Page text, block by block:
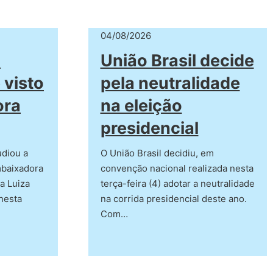
visto
a
Luiza
04/08/2026
União Brasil decide
pela neutralidade
na eleição
presidencial
O União Brasil decidiu, em
convenção nacional realizada nesta
terça-feira (4) adotar a neutralidade
na corrida presidencial deste ano.
Com…